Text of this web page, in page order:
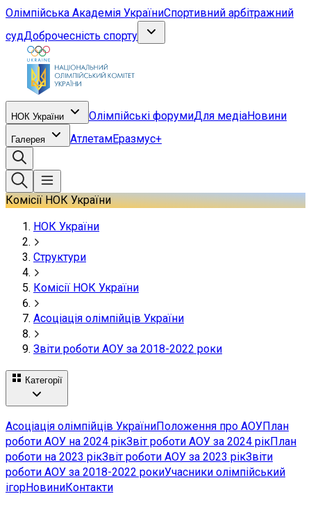
Олімпійська Академія УкраїниСпортивний арбітражний
судДоброчесність спорту
НОК України Олімпійські форумиДля медіаНовини
Галерея АтлетамЕразмус+
Комісії НОК України
НОК України
Структури
Комісії НОК України
Асоціація олімпійців України
Звіти роботи АОУ за 2018-2022 роки
Категорії
Асоціація олімпійців УкраїниПоложення про АОУПлан
роботи АОУ на 2024 рікЗвіт роботи АОУ за 2024 рікПлан
роботи на 2023 рікЗвіт роботи АОУ за 2023 рікЗвіти
роботи АОУ за 2018-2022 рокиУчасники олімпійський
ігорНовиниКонтакти